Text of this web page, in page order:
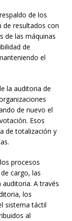
de los
de resultados con
de las máquinas
de
el
la auditoria de
de nuevo el
Esos
de totalización y
procesos
cargo, las
A través
los
sistema táctil
al